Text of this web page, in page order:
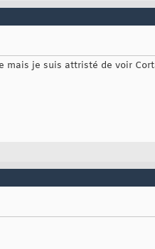
mais je suis attristé de voir